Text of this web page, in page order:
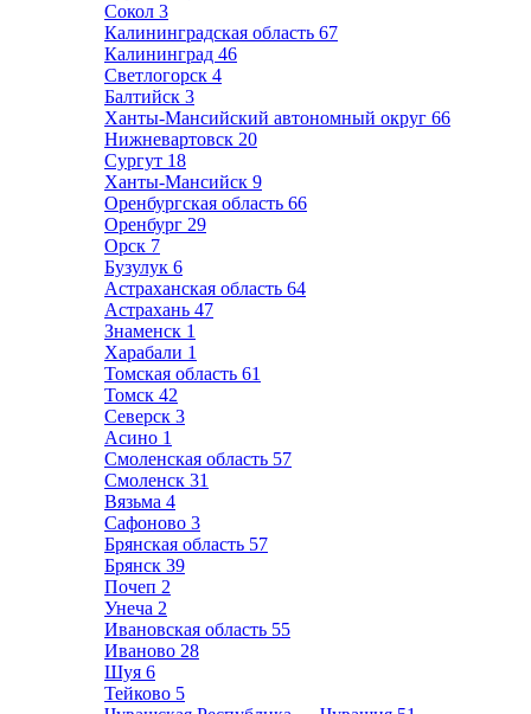
Сокол 3
Калининградская область 67
Калининград 46
Светлогорск 4
Балтийск 3
Ханты-Мансийский автономный округ 66
Нижневартовск 20
Сургут 18
Ханты-Мансийск 9
Оренбургская область 66
Оренбург 29
Орск 7
Бузулук 6
Астраханская область 64
Астрахань 47
Знаменск 1
Харабали 1
Томская область 61
Томск 42
Северск 3
Асино 1
Смоленская область 57
Смоленск 31
Вязьма 4
Сафоново 3
Брянская область 57
Брянск 39
Почеп 2
Унеча 2
Ивановская область 55
Иваново 28
Шуя 6
Тейково 5